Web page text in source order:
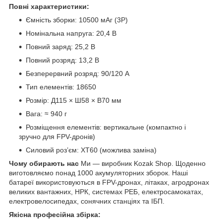
Повні характеристики:
Ємність зборки: 10500 мАг (3P)
Номінальна напруга: 20,4 В
Повний заряд: 25,2 В
Повний розряд: 13,2 В
Безперервний розряд: 90/120 А
Тип елементів: 18650
Розмір: Д115 × Ш58 × В70 мм
Вага: ≈ 940 г
Розміщення елементів: вертикальне (компактно і
зручно для FPV-дронів)
Силовий роз’єм: XT60 (можлива заміна)
Чому обирають нас Ми — виробник Kozak Shop. Щоденно
виготовляємо понад 1000 акумуляторних зборок. Наші
батареї використовуються в FPV-дронах, літаках, агродронах
великих вантажних, НРК, системах РЕБ, електросамокатах,
електровелосипедах, сонячних станціях та ІБП.
Якісна професійна збірка: